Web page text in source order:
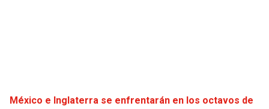
LIONS
NUGGETS
México e Inglaterra se enfrentarán en los octavos de